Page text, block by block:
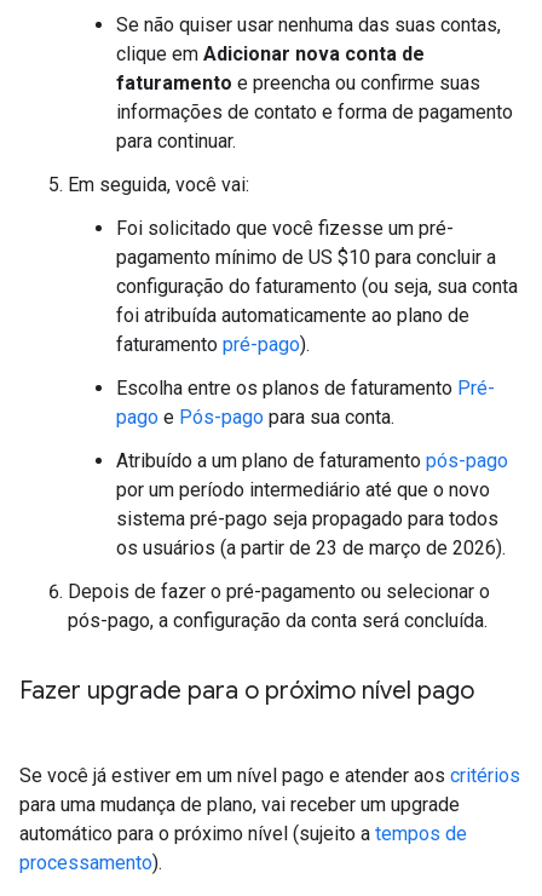
Se não quiser usar nenhuma das suas contas,
clique em Adicionar nova conta de
faturamento e preencha ou confirme suas
informações de contato e forma de pagamento
para continuar.
Em seguida, você vai:
Foi solicitado que você fizesse um pré-
pagamento mínimo de US $10 para concluir a
configuração do faturamento (ou seja, sua conta
foi atribuída automaticamente ao plano de
faturamento pré-pago).
Escolha entre os planos de faturamento Pré-
pago e Pós-pago para sua conta.
Atribuído a um plano de faturamento pós-pago
por um período intermediário até que o novo
sistema pré-pago seja propagado para todos
os usuários (a partir de 23 de março de 2026).
Depois de fazer o pré-pagamento ou selecionar o
pós-pago, a configuração da conta será concluída.
Fazer upgrade para o próximo nível pago
Se você já estiver em um nível pago e atender aos critérios
para uma mudança de plano, vai receber um upgrade
automático para o próximo nível (sujeito a tempos de
processamento).